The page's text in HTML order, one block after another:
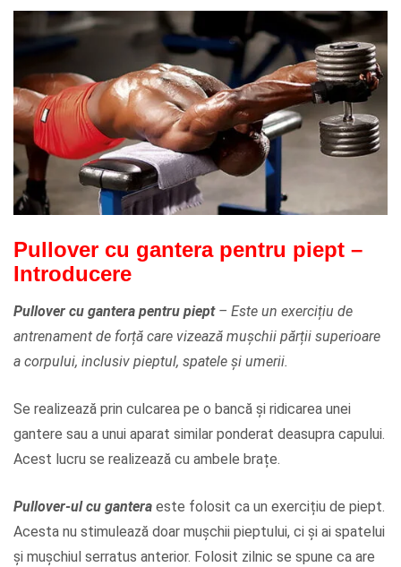
Pullover cu gantera pentru piept –
Introducere
Pullover cu gantera pentru piept – Este un exercițiu de
antrenament de forță care vizează mușchii părții superioare
a corpului, inclusiv pieptul, spatele și umerii.
Se realizează prin culcarea pe o bancă și ridicarea unei
gantere sau a unui aparat similar ponderat deasupra capului.
Acest lucru se realizează cu ambele brațe.
Pullover-ul cu gantera este folosit ca un exercițiu de piept.
Acesta nu stimulează doar mușchii pieptului, ci și ai spatelui
și mușchiul serratus anterior. Folosit zilnic se spune ca are